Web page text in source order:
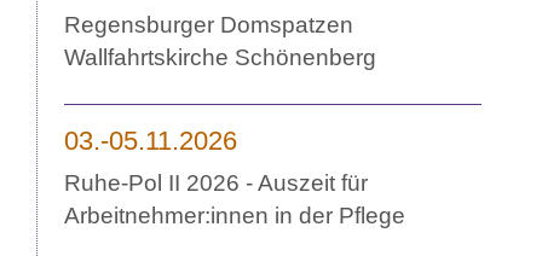
Regensburger Domspatzen
Wallfahrtskirche Schönenberg
03.-05.11.2026
Ruhe-Pol II 2026 - Auszeit für
Arbeitnehmer:innen in der Pflege